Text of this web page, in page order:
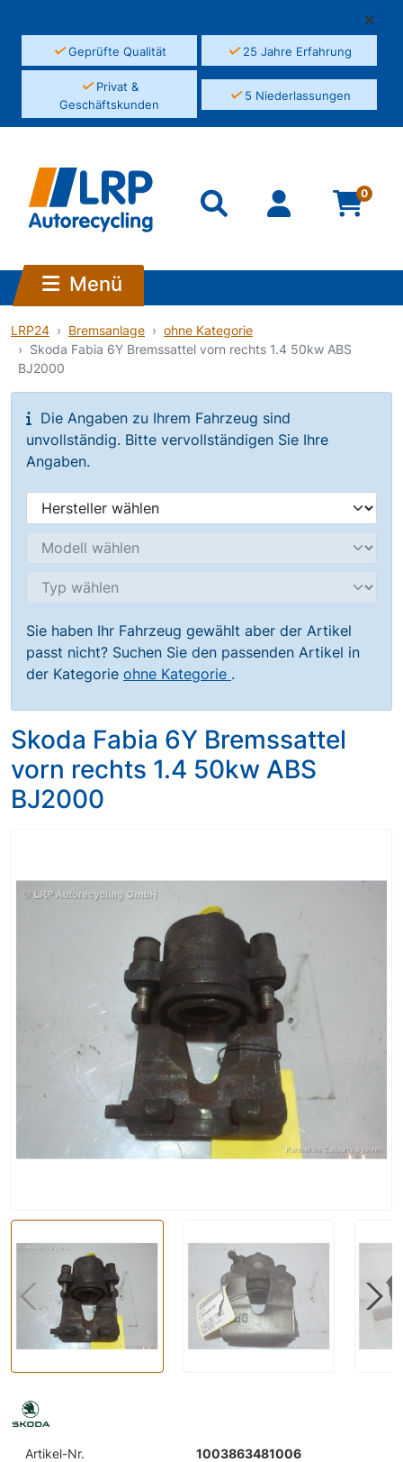
✓Geprüfte Qualität ✓25 Jahre Erfahrung
✓Privat &
Geschäftskunden
✓5 Niederlassungen
0
Menü
LRP24 Bremsanlage
ohne Kategorie
Skoda Fabia 6Y Bremssattel vorn rechts 1.4 50kw ABS
BJ2000
Die Angaben zu Ihrem Fahrzeug sind
unvollständig. Bitte vervollständigen Sie Ihre
Angaben.
Sie haben Ihr Fahrzeug gewählt aber der Artikel
passt nicht? Suchen Sie den passenden Artikel in
der Kategorie ohne Kategorie .
Skoda Fabia 6Y Bremssattel
vorn rechts 1.4 50kw ABS
BJ2000
Artikel-Nr. 1003863481006